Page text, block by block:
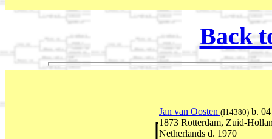
Back
Jan van Oosten (I14380) b.
1873 Rotterdam, Zuid-
Netherlands d. 1970